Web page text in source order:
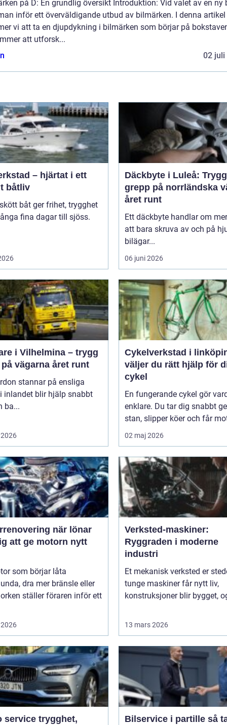
på D: En grundlig översikt Introduktion: Vid valet av en ny
inför ett överväldigande utbud av bilmärken. I denna artikel
vi att ta en djupdykning i bilmärken som börjar på
att utforsk...
02 juli
– hjärtat i ett
båtliv
båt ger frihet, trygghet
fina dagar till sjöss.
Däckbyte i Luleå:
grepp på norrländska
året runt
Ett däckbyte handlar om
att bara skruva av och på
bilägar...
06 juni 2026
i Vilhelmina – trygg
vägarna året runt
stannar på ensliga
inlandet blir hjälp snabbt
ba...
Cykelverkstad i linköping
väljer du rätt hjälp för
cykel
En fungerande cykel gör
enklare. Du tar dig snabbt
stan, slipper köer och får
02 maj 2026
när lönar
att ge motorn nytt
som börjar låta
dra mer bränsle eller
ställer föraren inför ett
Verksted-maskiner:
Ryggraden i moderne
industri
Et mekanisk verksted er
tunge maskiner får nytt liv,
konstruksjoner blir bygget,
13 mars 2026
trygghet,
Bilservice i partille så tar du